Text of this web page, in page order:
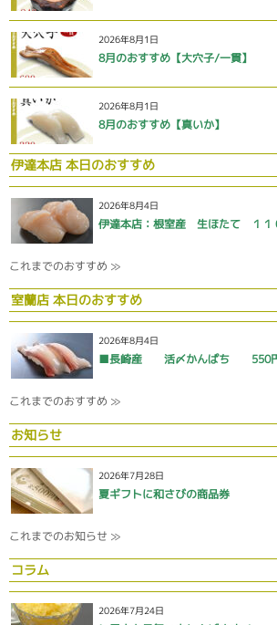
2026年8月1日
8月のおすすめ【大穴子/一貫】
2026年8月1日
8月のおすすめ【真いか】
伊達本店 本日のおすすめ
2026年8月4日
伊達本店：根室産 生ほたて １１
これまでのおすすめ ≫
室蘭店 本日のおすすめ
2026年8月4日
■長崎産 活〆かんぱち 550
これまでのおすすめ ≫
お知らせ
2026年7月28日
夏ギフトに和さびの商品券
これまでのお知らせ ≫
コラム
2026年7月24日